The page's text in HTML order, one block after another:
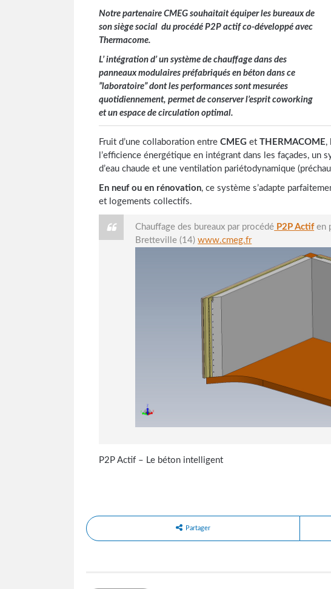
Notre partenaire CMEG souhaitait équiper les bureaux de
son siège social du procédé P2P actif co-développé avec
Thermacome.
L’ intégration d’ un système de chauffage dans des
panneaux modulaires préfabriqués en béton dans ce
”laboratoire” dont les performances sont mesurées
quotidiennement, permet de conserver l’esprit coworking
et un espace de circulation optimal.
Fruit d’une collaboration entreCMEG etTHERMACOME,
l’efficience énergétique en intégrant dans les façades, un
d’eau chaude et une ventilation pariétodynamique
En neuf ou en rénovation, ce système s’adapte
et logements collectifs.
Chauffage des bureaux par procédé P2P Actifen
Bretteville (14)www.cmeg.fr
P2P Actif – Le béton intelligent
Partager